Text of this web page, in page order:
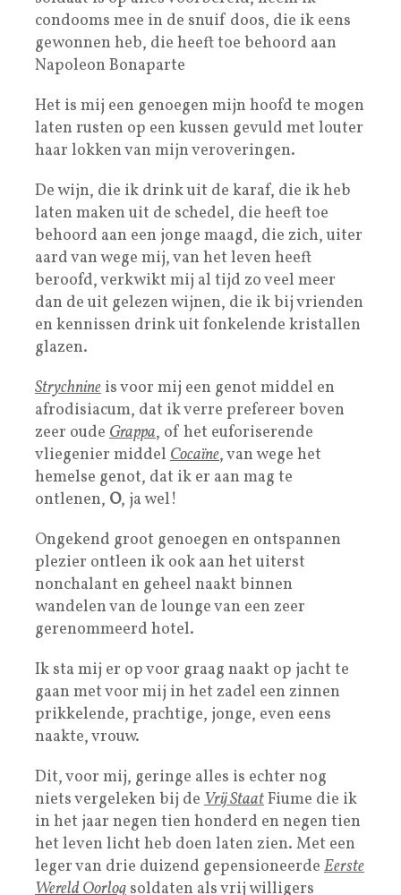
condooms mee in de snuif doos, die ik eens
gewonnen heb, die heeft toe behoord aan
Napoleon Bonaparte
Het is mij een genoegen mijn hoofd te mogen
laten rusten op een kussen gevuld met louter
haar lokken van mijn veroveringen.
De wijn, die ik drink uit de karaf, die ik heb
laten maken uit de schedel, die heeft toe
behoord aan een jonge maagd, die zich, uiter
aard van wege mij, van het leven heeft
beroofd, verkwikt mij al tijd zo veel meer
dan de uit gelezen wijnen, die ik bij vrienden
en kennissen drink uit fonkelende kristallen
glazen.
Strychnine is voor mij een genot middel en
afrodisiacum, dat ik verre prefereer boven
zeer oude Grappa, of het euforiserende
vliegenier middel Cocaïne, van wege het
hemelse genot, dat ik er aan mag te
ontlenen, O, ja wel!
Ongekend groot genoegen en ontspannen
plezier ontleen ik ook aan het uiterst
nonchalant en geheel naakt binnen
wandelen van de lounge van een zeer
gerenommeerd hotel.
Ik sta mij er op voor graag naakt op jacht te
gaan met voor mij in het zadel een zinnen
prikkelende, prachtige, jonge, even eens
naakte, vrouw.
Dit, voor mij, geringe alles is echter nog
niets vergeleken bij de Vrij StaatFiume die ik
in het jaar negen tien honderd en negen tien
het leven licht heb doen laten zien. Met een
leger van drie duizend gepensioneerde Eerste
Wereld Oorlog soldaten als vrij willigers